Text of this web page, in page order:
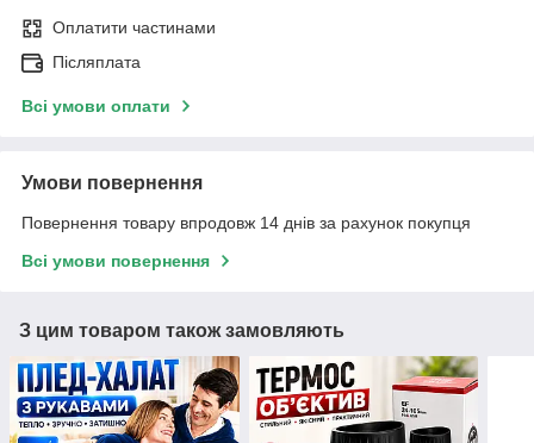
Оплатити частинами
Післяплата
Всі умови оплати
Умови повернення
Повернення товару впродовж 14 днів за рахунок покупця
Всі умови повернення
З цим товаром також замовляють